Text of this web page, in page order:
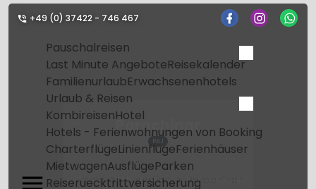
+49 (0) 37422 - 746 467
Pauschalreisen
Last Minute AngeboteReisekalender
FamilienurlaubErwachsenenhotels
Urlaub & Reisen
KombireisenHotel
Hotels - Ferienwohnungen von Booking
CharterflügeLinienflügeFerienhäuser
MietwagenAusflügeParken
Reiseruecktrittversicherung
Parachinar
PAJ
Home Flughafen Parachinar